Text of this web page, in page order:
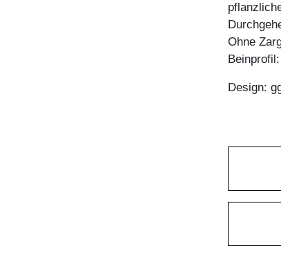
Ohne
Design: